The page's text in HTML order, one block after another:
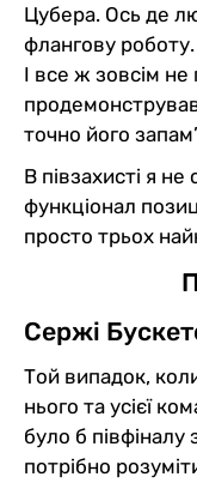
Цубера. Ось де
флангову
І все ж зовсім
точно його
В півзахисті я
функціонал
просто трьох
Сержі
Той випадок,
нього та усієї
було б півфіналу
потрібно